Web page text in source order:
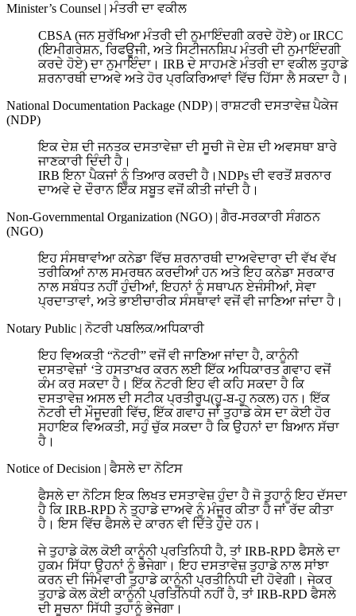
Minister’s Counsel | ਮੰਤਰੀ ਦਾ ਵਕੀਲ
CBSA (ਜਨ ਸੁਰੱਖਿਆ ਮੰਤਰੀ ਦੀ ਨੁਮਾਇੰਦਗੀ ਕਰਦੇ ਹੋਏ) or IRCC
(ਇਮੀਗਰੇਸ਼ਨ, ਰਿਫਊਜੀ, ਅਤੇ ਸਿਟੀਜਨਸ਼ਿਪ ਮੰਤਰੀ ਦੀ ਨੁਮਾਇੰਦਗੀ
ਕਰਦੇ ਹੋਏ) ਦਾ ਨੁਮਾਇੰਦਾ। IRB ਦੇ ਸਾਹਮਣੇ ਮੰਤਰੀ ਦਾ ਵਕੀਲ ਤੁਹਾਡੇ
ਸ਼ਰਨਾਰਥੀ ਦਾਅਵੇ ਅਤੇ ਹੋਰ ਪ੍ਰਕਿਰਿਆਵਾਂ ਵਿੱਚ ਹਿੱਸਾ ਲੈ ਸਕਦਾ ਹੈ।
National Documentation Package (NDP) | ਰਾਸ਼ਟਰੀ ਦਸਤਾਵੇਜ਼ ਪੈਕੇਜ
(NDP)
ਇਕ ਦੇਸ਼ ਦੀ ਜਨਤਕ ਦਸਤਾਵੇਜ਼ਾ ਦੀ ਸੂਚੀ ਜੋ ਦੇਸ਼ ਦੀ ਅਵਸਥਾ ਬਾਰੇ
ਜਾਣਕਾਰੀ ਦਿੰਦੀ ਹੈ।
IRB ਇਨਾ ਪੈਕਜਾਂ ਨੂੰ ਤਿਆਰ ਕਰਦੀ ਹੈ।NDPs ਦੀ ਵਰਤੋਂ ਸ਼ਰਨਾਰ
ਦਾਅਵੇ ਦੇ ਦੌਰਾਨ ਇੱਕ ਸਬੂਤ ਵਜੋਂ ਕੀਤੀ ਜਾਂਦੀ ਹੈ।
Non-Governmental Organization (NGO) | ਗੈਰ-ਸਰਕਾਰੀ ਸੰਗਠਨ
(NGO)
ਇਹ ਸੰਸਥਾਵਾਂਆ ਕਨੇਡਾ ਵਿੱਚ ਸ਼ਰਨਾਰਥੀ ਦਾਅਵੇਦਾਰਾ ਦੀ ਵੱਖ ਵੱਖ
ਤਰੀਕਿਆਂ ਨਾਲ ਸਮਰਥਨ ਕਰਦੀਆਂ ਹਨ ਅਤੇ ਇਹ ਕਨੇਡਾ ਸਰਕਾਰ
ਨਾਲ ਸਬੰਧਤ ਨਹੀਂ ਹੁੰਦੀਆਂ, ਇਹਨਾਂ ਨੂੰ ਸਥਾਪਨ ਏਜੰਸੀਆਂ, ਸੇਵਾ
ਪ੍ਰਦਾਤਾਵਾਂ, ਅਤੇ ਭਾਈਚਾਰੀਕ ਸੰਸਥਾਵਾਂ ਵਜੋਂ ਵੀ ਜਾਣਿਆ ਜਾਂਦਾ ਹੈ।
Notary Public | ਨੋਟਰੀ ਪਬਲਿਕ/ਅਧਿਕਾਰੀ
ਇਹ ਵਿਅਕਤੀ “ਨੋਟਰੀ” ਵਜੋਂ ਵੀ ਜਾਣਿਆ ਜਾਂਦਾ ਹੈ, ਕਾਨੂੰਨੀ
ਦਸਤਾਵੇਜ਼ਾਂ ‘ਤੇ ਹਸਤਾਖਰ ਕਰਨ ਲਈ ਇੱਕ ਅਧਿਕਾਰਤ ਗਵਾਹ ਵਜੋਂ
ਕੰਮ ਕਰ ਸਕਦਾ ਹੈ। ਇੱਕ ਨੋਟਰੀ ਇਹ ਵੀ ਕਹਿ ਸਕਦਾ ਹੈ ਕਿ
ਦਸਤਾਵੇਜ਼ ਅਸਲ ਦੀ ਸਟੀਕ ਪ੍ਰਤੀਰੂਪ(ਹੂ-ਬ-ਹੂ ਨਕਲ) ਹਨ। ਇੱਕ
ਨੋਟਰੀ ਦੀ ਮੌਜੂਦਗੀ ਵਿੱਚ, ਇੱਕ ਗਵਾਹ ਜਾਂ ਤੁਹਾਡੇ ਕੇਸ ਦਾ ਕੋਈ ਹੋਰ
ਸਹਾਇਕ ਵਿਅਕਤੀ, ਸਹੁੰ ਚੁੱਕ ਸਕਦਾ ਹੈ ਕਿ ਉਹਨਾਂ ਦਾ ਬਿਆਨ ਸੱਚਾ
ਹੈ।
Notice of Decision | ਫੈਸਲੇ ਦਾ ਨੋਟਿਸ
ਫੈਸਲੇ ਦਾ ਨੋਟਿਸ ਇਕ ਲਿਖਤ ਦਸਤਾਵੇਜ਼ ਹੁੰਦਾ ਹੈ ਜੋ ਤੁਹਾਨੂੰ ਇਹ ਦੱਸਦਾ
ਹੈ ਕਿ IRB-RPD ਨੇ ਤੁਹਾਡੇ ਦਾਅਵੇ ਨੂੰ ਮੰਜੂਰ ਕੀਤਾ ਹੈ ਜਾਂ ਰੱਦ ਕੀਤਾ
ਹੈ। ਇਸ ਵਿੱਚ ਫੈਸਲੇ ਦੇ ਕਾਰਨ ਵੀ ਦਿੱਤੇ ਹੁੰਦੇ ਹਨ।
ਜੇ ਤੁਹਾਡੇ ਕੋਲ ਕੋਈ ਕਾਨੂੰਨੀ ਪ੍ਰਤਿਨਿਧੀ ਹੈ, ਤਾਂ IRB-RPD ਫੈਸਲੇ ਦਾ
ਹੁਕਮ ਸਿੱਧਾ ਉਹਨਾਂ ਨੂੰ ਭੇਜੇਗਾ। ਇਹ ਦਸਤਾਵੇਜ਼ ਤੁਹਾਡੇ ਨਾਲ ਸਾਂਝਾ
ਕਰਨ ਦੀ ਜਿੰਮੇਵਾਰੀ ਤੁਹਾਡੇ ਕਾਨੂੰਨੀ ਪ੍ਰਤੀਨਿਧੀ ਦੀ ਹੋਵੇਗੀ। ਜੇਕਰ
ਤੁਹਾਡੇ ਕੋਲ ਕੋਈ ਕਾਨੂੰਨੀ ਪ੍ਰਤਿਨਿਧੀ ਨਹੀਂ ਹੈ, ਤਾਂ IRB-RPD ਫੈਸਲੇ
ਦੀ ਸੂਚਨਾ ਸਿੱਧੀ ਤੁਹਾਨੂੰ ਭੇਜੇਗਾ।